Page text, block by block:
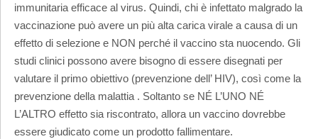
immunitaria efficace al virus. Quindi, chi è infettato malgrado la
vaccinazione può avere un più alta carica virale a causa di un
effetto di selezione e NON perché il vaccino sta nuocendo. Gli
studi clinici possono avere bisogno di essere disegnati per
valutare il primo obiettivo (prevenzione dell’ HIV), così come la
prevenzione della malattia . Soltanto se NÉ L’UNO NÉ
L’ALTRO effetto sia riscontrato, allora un vaccino dovrebbe
essere giudicato come un prodotto fallimentare.